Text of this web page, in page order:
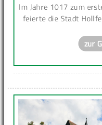
Im Jahre 1017 zum
feierte die Stadt
zur